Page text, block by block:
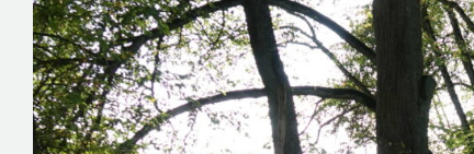
kulturze
Gminny
Ośrodek
Kultury